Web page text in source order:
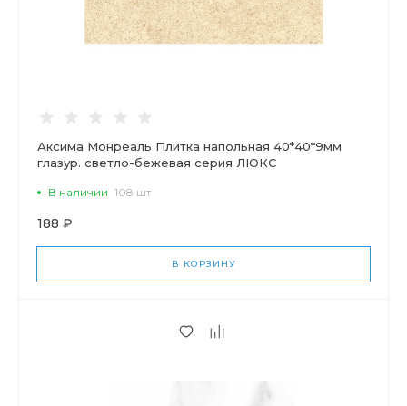
Аксима Монреаль Плитка напольная 40*40*9мм
глазур. светло-бежевая серия ЛЮКС
В наличии 108 шт
188 ₽
В КОРЗИНУ